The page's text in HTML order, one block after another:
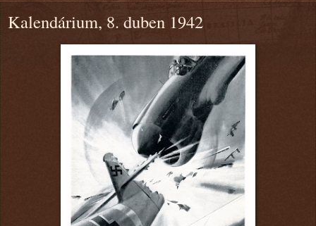
Kalendárium, 8. duben 1942